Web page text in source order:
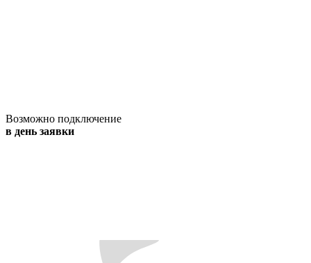
Возможно подключение
в день заявки